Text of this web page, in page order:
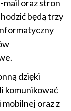
mail oraz stron
będą trzy
dzięki
komunikować
oraz z